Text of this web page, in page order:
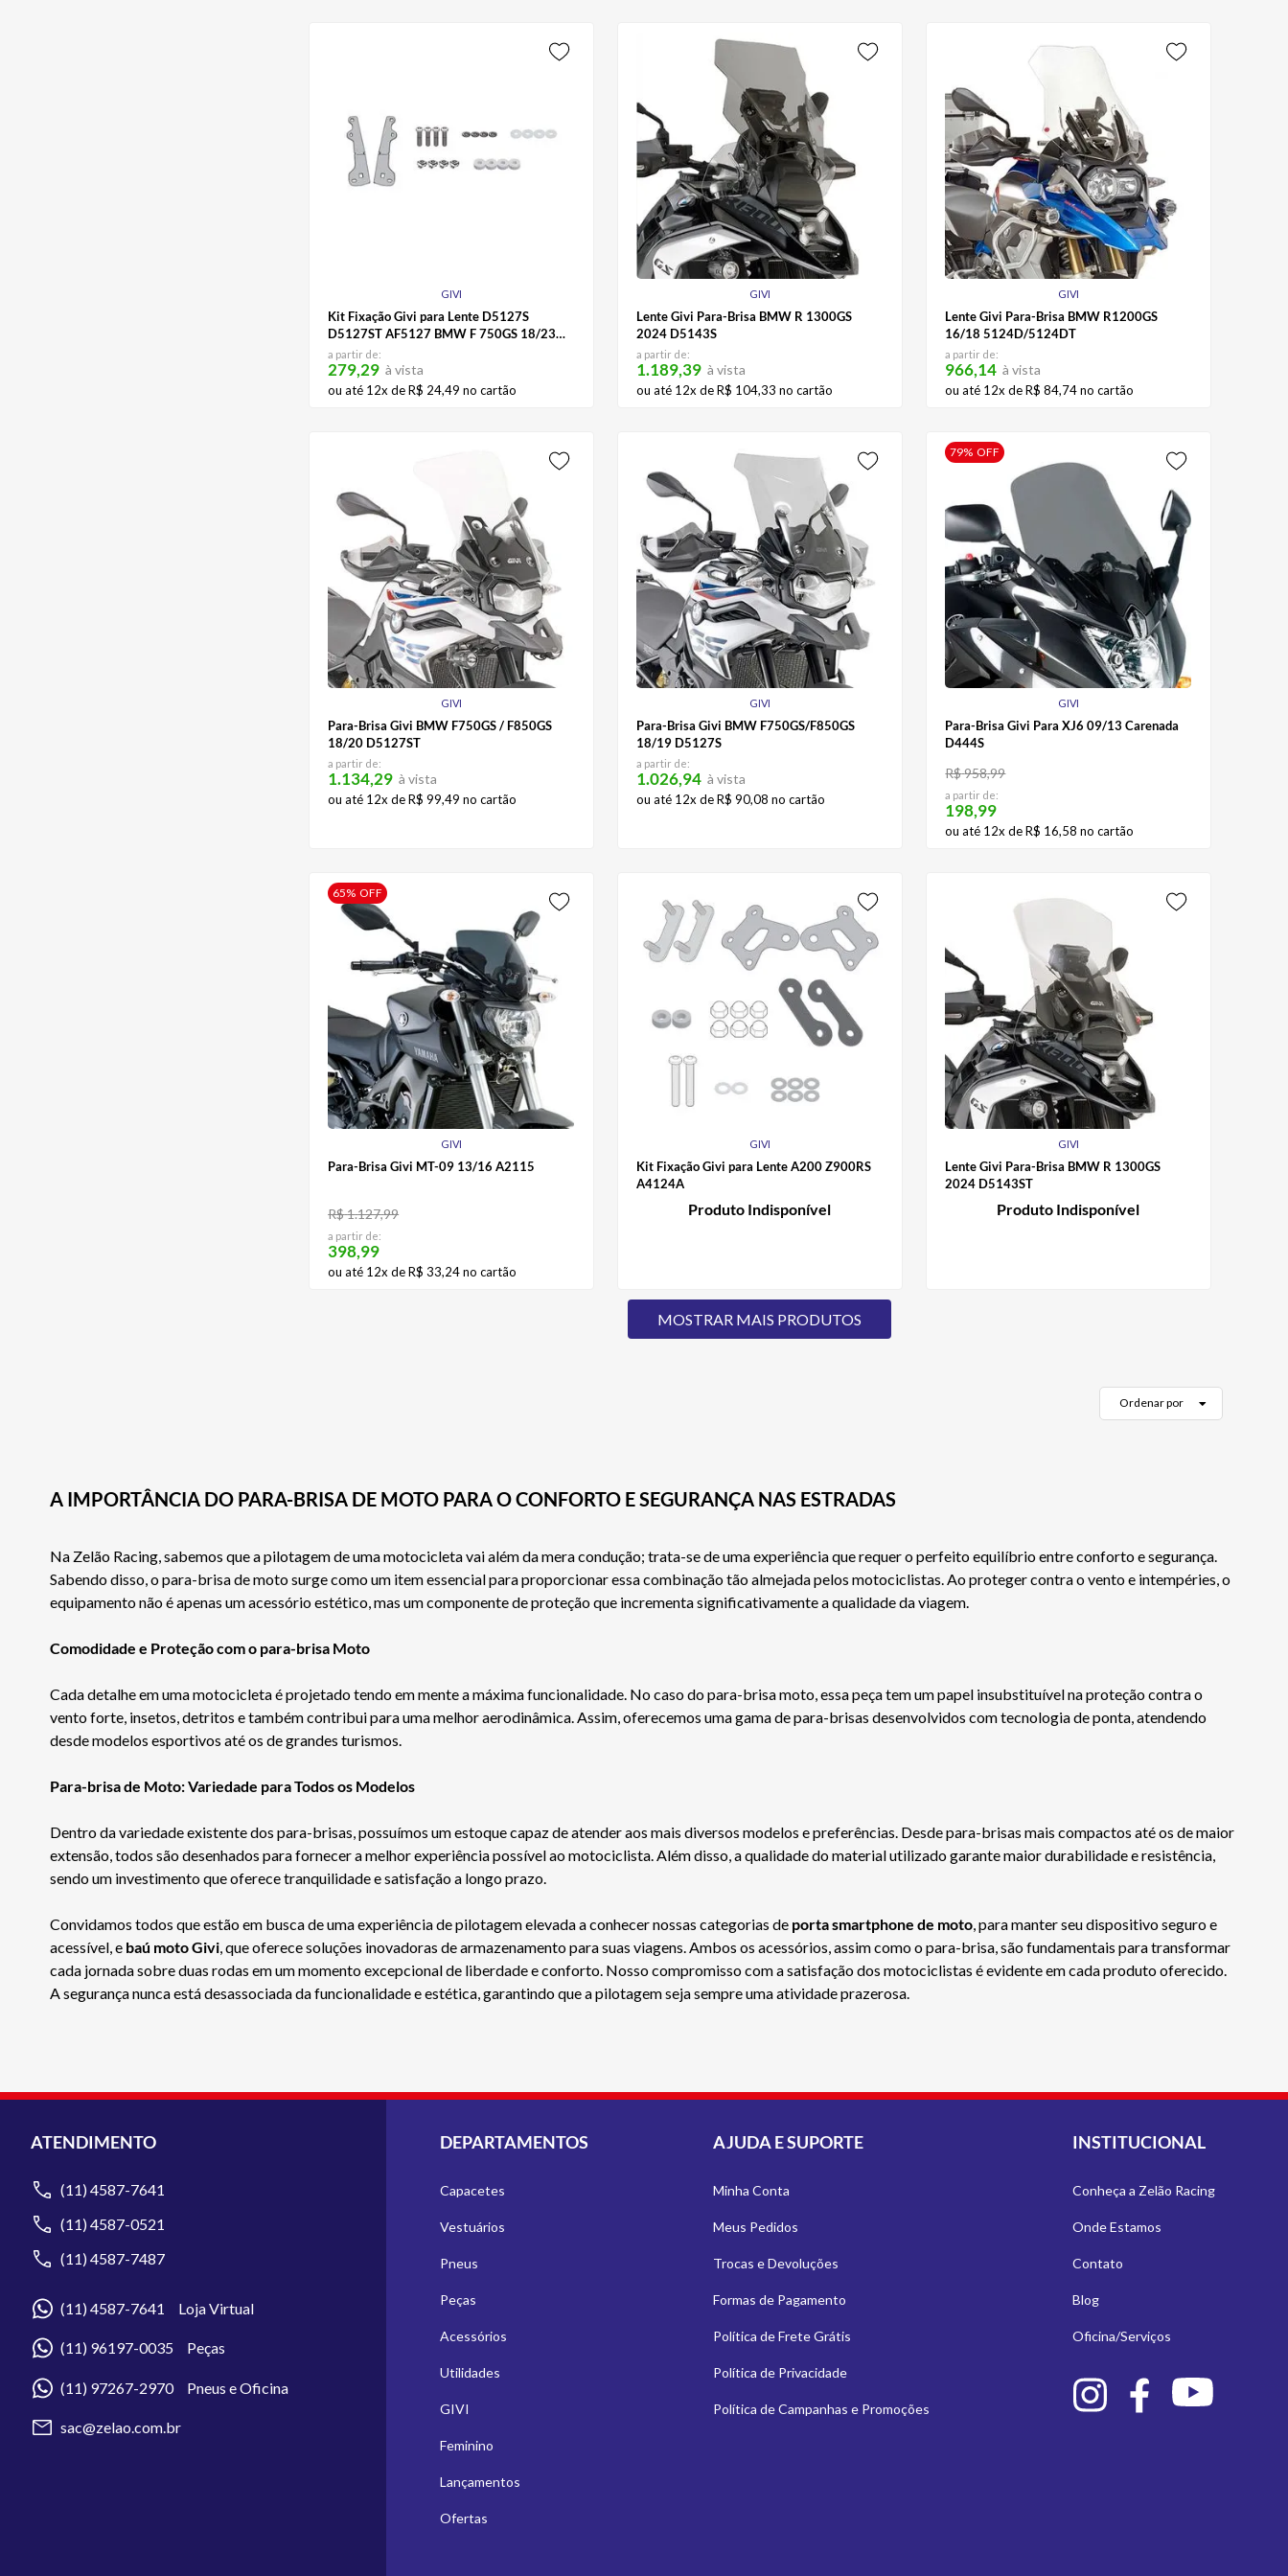
GIVI
Kit Fixação Givi para Lente D5127S
D5127ST AF5127 BMW F 750GS 18/23
D5129KIT
a partir de:
279,29 à vista
ou até 12x deR$ 24,49 no cartão
GIVI
Lente Givi Para-Brisa BMW R 1300GS
2024 D5143S
a partir de:
1.189,39 à vista
ou até 12x deR$ 104,33 no cartão
GIVI
Lente Givi Para-Brisa BMW R1200GS
16/18 5124D/5124DT
a partir de:
966,14 à vista
ou até 12x deR$ 84,74no cartão
GIVI
Para-Brisa Givi BMW F750GS / F850GS
18/20 D5127ST
a partir de:
1.134,29 à vista
ou até 12x deR$ 99,49 no cartão
GIVI
Para-Brisa Givi BMW F750GS/F850GS
18/19 D5127S
a partir de:
1.026,94 à vista
ou até 12x deR$ 90,08 no cartão
79% OFF
GIVI
Para-Brisa Givi Para XJ6 09/13 Carenada
D444S
R$958,99
a partir de:
198,99
ou até 12x deR$ 16,58 no cartão
65% OFF
GIVI
Para-Brisa Givi MT-09 13/16 A2115
R$1.127,99
a partir de:
398,99
ou até 12x deR$ 33,24no cartão
GIVI
Kit Fixação Givi para Lente A200 Z900RS
A4124A
Produto Indisponível
GIVI
Lente Givi Para-Brisa BMW R 1300GS
2024 D5143ST
Produto Indisponível
Ordenar por
A IMPORTÂNCIA DO PARA-BRISA DE MOTO PARA O CONFORTO E SEGURANÇA NAS ESTRADAS
Na Zelão Racing, sabemos que a pilotagem de uma motocicleta vai além da mera condução; trata-se de uma experiência que requer o perfeito equilíbrio entre conforto e segurança.
Sabendo disso, o para-brisa de moto surge como um item essencial para proporcionar essa combinação tão almejada pelos motociclistas. Ao proteger contra o vento e intempéries, o
equipamento não é apenas um acessório estético, mas um componente de proteção que incrementa significativamente a qualidade da viagem.
Comodidade e Proteção com o para-brisa Moto
Cada detalhe em uma motocicleta é projetado tendo em mente a máxima funcionalidade. No caso do para-brisa moto, essa peça tem um papel insubstituível na proteção contra o
vento forte, insetos, detritos e também contribui para uma melhor aerodinâmica. Assim, oferecemos uma gama de para-brisas desenvolvidos com tecnologia de ponta, atendendo
desde modelos esportivos até os de grandes turismos.
Para-brisa de Moto: Variedade para Todos os Modelos
Dentro da variedade existente dos para-brisas, possuímos um estoque capaz de atender aos mais diversos modelos e preferências. Desde para-brisas mais compactos até os de maior
extensão, todos são desenhados para fornecer a melhor experiência possível ao motociclista. Além disso, a qualidade do material utilizado garante maior durabilidade e resistência,
sendo um investimento que oferece tranquilidade e satisfação a longo prazo.
Convidamos todos que estão em busca de uma experiência de pilotagem elevada a conhecer nossas categorias de porta smartphone de moto , para manter seu dispositivo seguro e
acessível, e baú moto Givi , que oferece soluções inovadoras de armazenamento para suas viagens. Ambos os acessórios, assim como o para-brisa, são fundamentais para transformar
cada jornada sobre duas rodas em um momento excepcional de liberdade e conforto. Nosso compromisso com a satisfação dos motociclistas é evidente em cada produto oferecido.
A segurança nunca está desassociada da funcionalidade e estética, garantindo que a pilotagem seja sempre uma atividade prazerosa.
ATENDIMENTO
(11) 4587-7641
(11) 4587-0521
(11) 4587-7487
(11) 4587-7641 Loja Virtual
(11) 96197-0035 Peças
(11) 97267-2970 Pneus e Oficina
sac@zelao.com.br
DEPARTAMENTOS
Capacetes
Vestuários
Pneus
Peças
Acessórios
Utilidades
GIVI
Feminino
Lançamentos
Ofertas
AJUDA E SUPORTE
Minha Conta
Meus Pedidos
Trocas e Devoluções
Formas de Pagamento
Política de Frete Grátis
Política de Privacidade
Política de Campanhas e Promoções
INSTITUCIONAL
Conheça a Zelão Racing
Onde Estamos
Contato
Blog
Oficina/Serviços